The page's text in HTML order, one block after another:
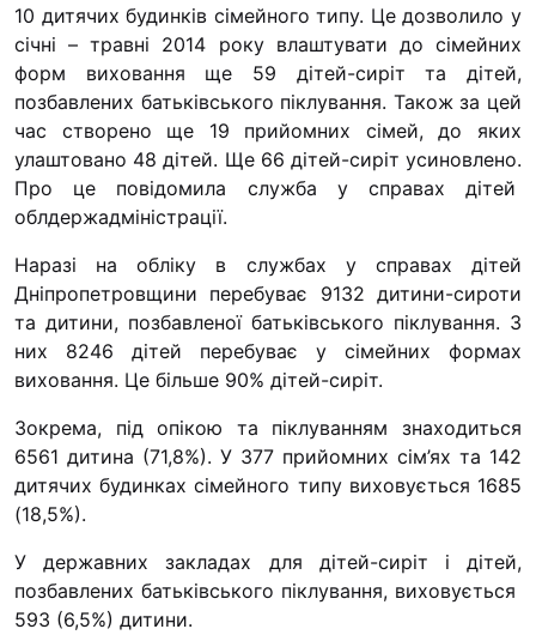
Освіта
Контакти
(096) 749 79 80
procopecj@gmail.com
10 дитячих будинків сімейного типу. Це дозволило у
січні – травні 2014 року влаштувати до сімейних
форм виховання ще 59 дітей-сиріт та дітей,
позбавлених батьківського піклування. Також за цей
час створено ще 19 прийомних сімей, до яких
улаштовано 48 дітей. Ще 66 дітей-сиріт усиновлено.
Про це повідомила служба у справах дітей
облдержадміністрації.
Наразі на обліку в службах у справах дітей
Дніпропетровщини перебуває 9132 дитини-сироти
та дитини, позбавленої батьківського піклування. З
них 8246 дітей перебуває у сімейних формах
виховання. Це більше 90% дітей-сиріт.
Зокрема, під опікою та піклуванням знаходиться
6561 дитина (71,8%). У 377 прийомних сім’ях та 142
дитячих будинках сімейного типу виховується 1685
(18,5%).
У державних закладах для дітей-сиріт і дітей,
позбавлених батьківського піклування, виховується
593 (6,5%) дитини.